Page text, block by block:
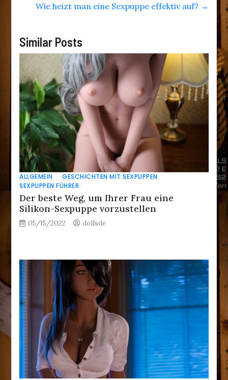
Wie heizt man eine Sexpuppe effektiv auf? →
Similar Posts
ALLGEMEIN
GESCHICHTEN MIT SEXPUPPEN
SEXPUPPEN FÜHRER
Der beste Weg, um Ihrer Frau eine
Silikon-Sexpuppe vorzustellen
05/15/2022 dollsde